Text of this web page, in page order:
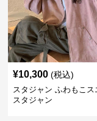
¥10,300 (税込)
スタジャン ふわもこス
スタジャン